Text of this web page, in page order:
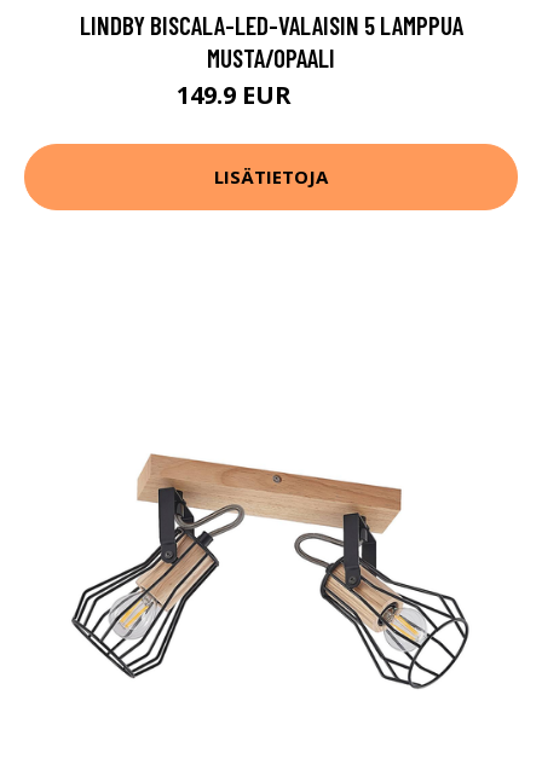
LINDBY BISCALA-LED-VALAISIN 5 LAMPPUA
MUSTA/OPAALI
149.9 EUR
LISÄTIETOJA